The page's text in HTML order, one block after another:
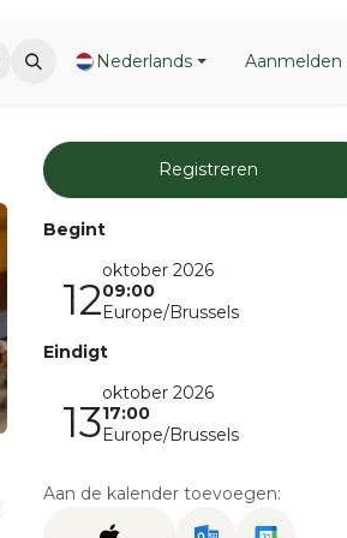
Nederlands Aanmelden
Registreren
Begint
12
oktober 2026
09:00
Europe/Brussels
Eindigt
13
oktober 2026
17:00
Europe/Brussels
Aan de kalender toevoegen: